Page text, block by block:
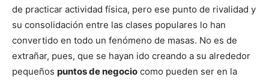
de practicar actividad física, pero ese punto de rivalidad y
su consolidación entre las clases populares lo han
convertido en todo un fenómeno de masas. No es de
extrañar, pues, que se hayan ido creando a su alrededor
pequeños puntos de negocio como pueden ser en la